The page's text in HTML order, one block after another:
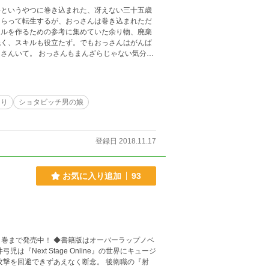
って転生するが、おっさんは巻き込まれただ
を作るための参考に集めていた余り物、廃棄
んいて。 おっさんもまんざらじゃない気分だ
ショタビッチ男の娘
登録日 2018.11.17
お気に入り追加 93
まで発売中！ ◆書籍版はオーバーラップノベ
を回避できずあえなく断念。 後衛職の『射